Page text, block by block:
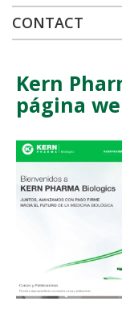
CONTACT
Kern
página